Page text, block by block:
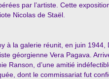
par l’artiste. Cette
Nicolas de Staël.
à la galerie réunit, en juin 1944,
géorgienne Vera Pagava.
Ranson, d’une amitié
dont le commissariat fut